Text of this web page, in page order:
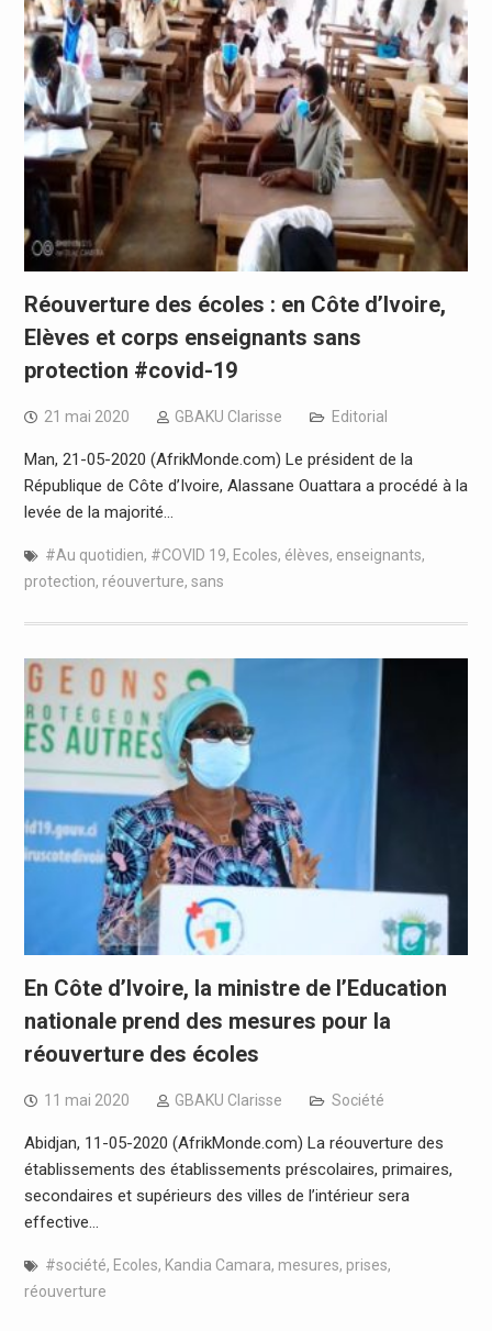
Réouverture des écoles : en Côte d’Ivoire,
Elèves et corps enseignants sans
protection #covid-19
21 mai 2020 GBAKU Clarisse Editorial
Man, 21-05-2020 (AfrikMonde.com) Le président de la
République de Côte d’Ivoire, Alassane Ouattara a procédé à la
levée de la majorité…
#Au quotidien, #COVID 19, Ecoles, élèves, enseignants,
protection, réouverture, sans
En Côte d’Ivoire, la ministre de l’Education
nationale prend des mesures pour la
réouverture des écoles
11 mai 2020 GBAKU Clarisse Société
Abidjan, 11-05-2020 (AfrikMonde.com) La réouverture des
établissements des établissements préscolaires, primaires,
secondaires et supérieurs des villes de l’intérieur sera
effective…
#société, Ecoles, Kandia Camara, mesures, prises,
réouverture